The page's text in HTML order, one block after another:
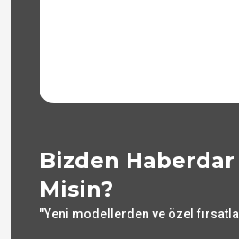
Bizden
Misin?
"Yeni modellerden ve özel